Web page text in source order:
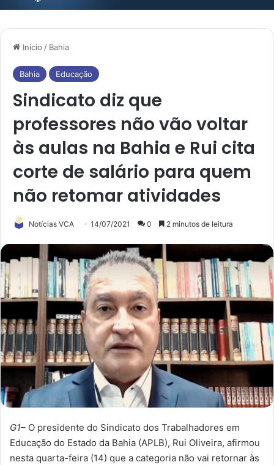
Início / Bahia
Bahia Educação
Sindicato diz que
professores não vão voltar
às aulas na Bahia e Rui cita
corte de salário para quem
não retomar atividades
Notícias VCA 14/07/2021 0 2 minutos de leitura
G1– O presidente do Sindicato dos Trabalhadores em
Educação do Estado da Bahia (APLB), Rui Oliveira, afirmou
nesta quarta-feira (14) que a categoria não vai retornar às